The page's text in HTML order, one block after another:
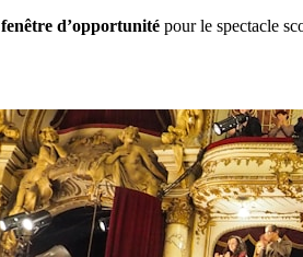
fenêtre d’opportunité pour le spectacle